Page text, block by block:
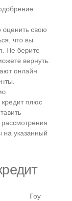
свою
что вы
Не берите
вернуть.
онлайн
кредит плюс
на указанный
Гоу